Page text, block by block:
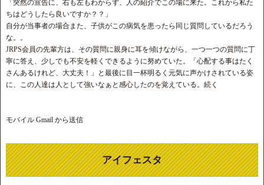
「突然の宣告に、右も左もわからず、人の紹介でこの場に来た。これから私た
ちはどうしたら良いですか？？」
自分が当事者の場合また、子供がこの病気を患ったら同じ質問しているだろう
な。。
JRPS会員の先輩方は、その質問に親身に耳を傾けながら、一つ一つの質問に丁
寧に答え、少しでも不安を軽くできるように努めていた。「心配する事はたく
さんあるけれど、大丈夫！」と最後に目一杯明るく元気に声かけされている姿
に、この人達は人として強いなぁと感心したのを覚えている。続く
モバイル Gmail から送信
アイフェスタ